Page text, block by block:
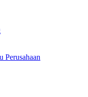
Perusahaan